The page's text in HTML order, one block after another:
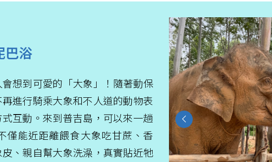
巴浴
想到可愛的「大象」！隨著動保
進行騎乘大象和不人道的動物表
互動。來到普吉島，可以來一趟
僅能近距離餵食大象吃甘蔗、香
、親自幫大象洗澡，真實貼近牠
Previous